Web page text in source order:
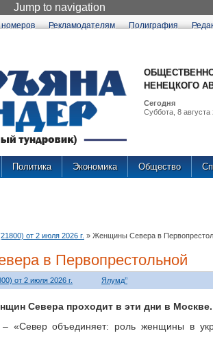
Jump to navigation
Рекламодателям Полиграфия
НЕНЕЦКОГО
Сегодня
Суббота, 8 августа
Политика Экономика Общество
от 2 июля 2026 г. » Женщины Севера в
в Первопрестольной
от 2 июля 2026 г. Ялумд’’
Севера проходит в эти дни в Москве.
«Север объединяет: роль женщины в